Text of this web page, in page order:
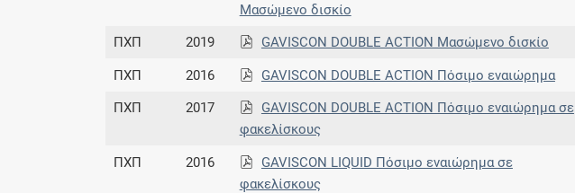
Μασώμενο δισκίο
ΠΧΠ 2019 GAVISCON DOUBLE ACTION Μασώμενο δισκίο
ΠΧΠ 2016 GAVISCON DOUBLE ACTION Πόσιμο εναιώρημα
ΠΧΠ 2017
GAVISCON DOUBLE ACTION Πόσιμο εναιώρημα σε
φακελίσκους
ΠΧΠ 2016
GAVISCON LIQUID Πόσιμο εναιώρημα σε
φακελίσκους